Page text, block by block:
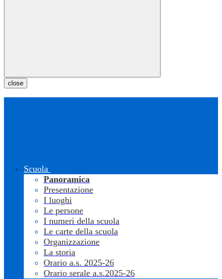
close
Scuola
Panoramica
Presentazione
I luoghi
Le persone
I numeri della scuola
Le carte della scuola
Organizzazione
La storia
Orario a.s. 2025-26
Orario serale a.s.2025-26